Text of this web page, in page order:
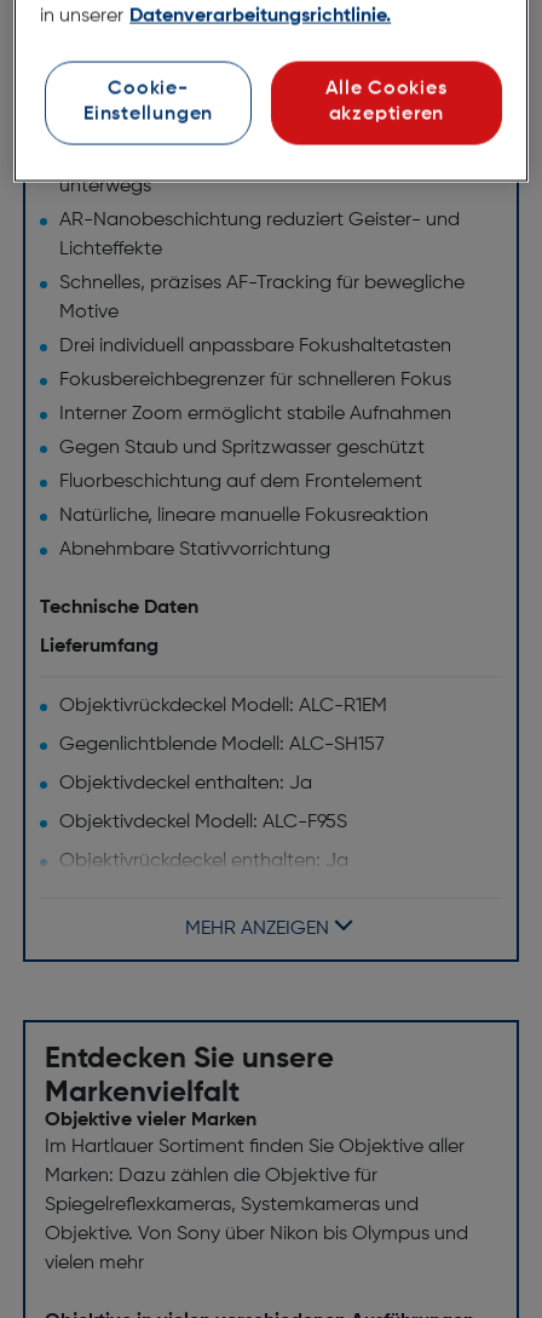
Zoom bis 600 mm (oder 1200 mit Telekonverter)
Schönes, natürliches G-Objektiv-Bokeh
Hohe Auflösung im gesamten Zoombereich
unterwegs
AR-Nanobeschichtung reduziert Geister- und
Lichteffekte
Schnelles, präzises AF-Tracking für bewegliche
Motive
Drei individuell anpassbare Fokushaltetasten
Fokusbereichbegrenzer für schnelleren Fokus
Interner Zoom ermöglicht stabile Aufnahmen
Gegen Staub und Spritzwasser geschützt
Fluorbeschichtung auf dem Frontelement
Natürliche, lineare manuelle Fokusreaktion
Abnehmbare Stativvorrichtung
Technische Daten
Lieferumfang
Objektivrückdeckel Modell: ALC-R1EM
Gegenlichtblende Modell: ALC-SH157
Objektivdeckel enthalten: Ja
Objektivdeckel Modell: ALC-F95S
Objektivrückdeckel enthalten: Ja
Gegenlichtblende enthalten: Ja
Maximum Vergrößerung: 0,2x
Objektivtyp: Supertelezoom-Objektiv
Minimale Blendenzahl: 36
Blendenlamellen: 11
Naheinstellgrenze [m]: 2,4
Maximale Blendenzahl: 5,6
Bildstabilisator: Ja
MEHR ANZEIGEN
Entdecken Sie unsere
Markenvielfalt
Objektive vieler Marken
Im Hartlauer Sortiment finden Sie Objektive aller
Marken: Dazu zählen die Objektive für
Spiegelreflexkameras, Systemkameras und
Objektive. Von Sony über Nikon bis Olympus und
vielen mehr
in unserer Datenverarbeitungsrichtlinie.
Cookie-
Einstellungen
Alle Cookies
akzeptieren